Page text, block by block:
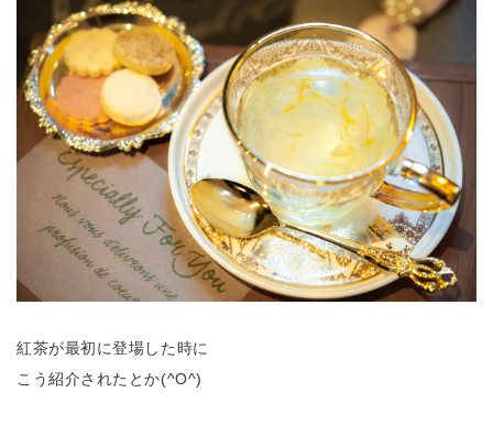
紅茶が最初に登場した時に
こう紹介されたとか(^O^)